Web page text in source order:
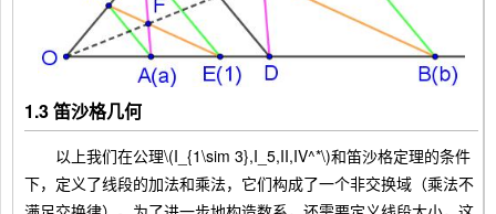
1.3 笛沙格几何
以上我们在公理\(I_{1\sim 3},I_5,II,IV^*\)和笛沙格定理的条件
下，定义了线段的加法和乘法，它们构成了一个非交换域（乘法不